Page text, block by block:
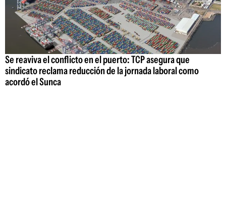
Se reaviva el conflicto en el puerto: TCP asegura que
sindicato reclama reducción de la jornada laboral como
acordó el Sunca